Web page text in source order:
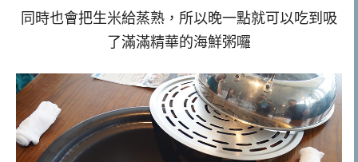
同時也會把生米給蒸熟，所以晚一點就可以吃到吸
了滿滿精華的海鮮粥囉